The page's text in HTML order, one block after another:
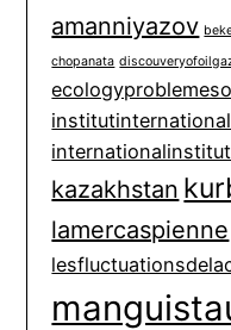
amanniyazov
chopanata
kazakhstan
lamercaspienne